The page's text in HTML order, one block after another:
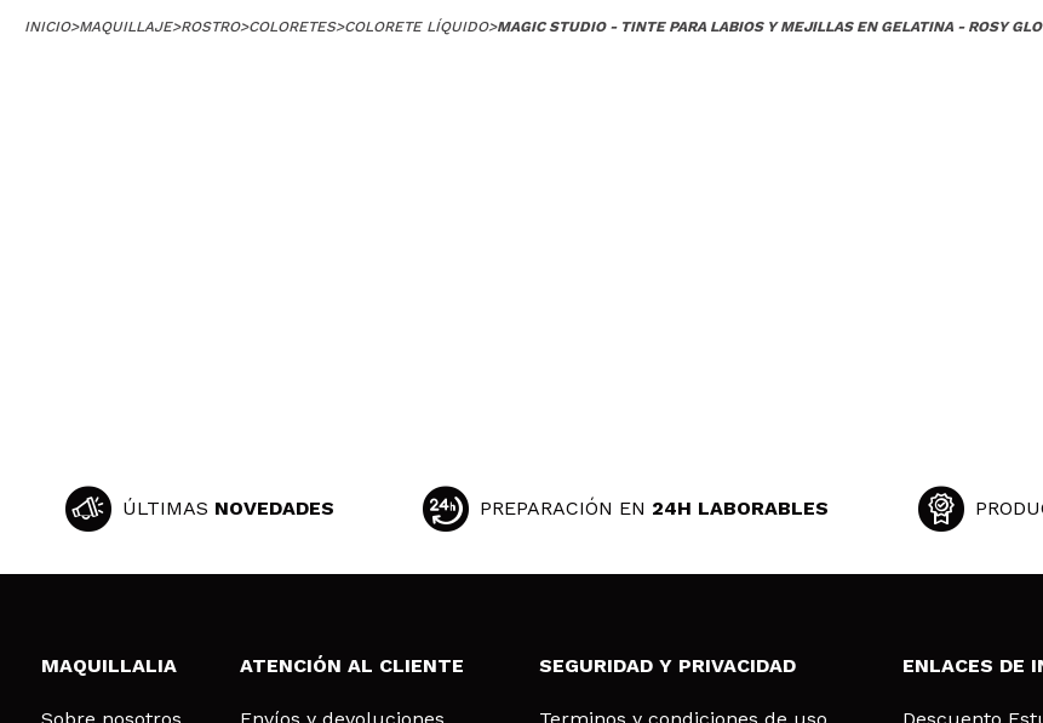
INICIO>MAQUILLAJE>ROSTRO>COLORETES>COLORETE LÍQUIDO>MAGIC STUDIO - TINTE PARA LABIOS Y MEJILLAS EN GELATINA - ROSY
ÚLTIMAS NOVEDADES PREPARACIÓN EN 24H LABORABLES
MAQUILLALIA ATENCIÓN AL CLIENTE SEGURIDAD Y PRIVACIDAD ENLACES DE